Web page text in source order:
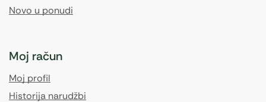
Novo u ponudi
Moj račun
Moj profil
Historija narudžbi